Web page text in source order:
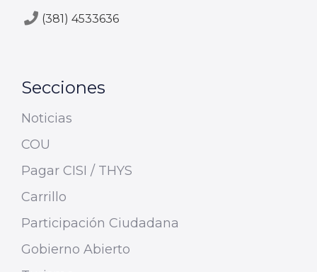
(381) 4533636
Secciones
Noticias
COU
Pagar CISI / THYS
Carrillo
Participación Ciudadana
Gobierno Abierto